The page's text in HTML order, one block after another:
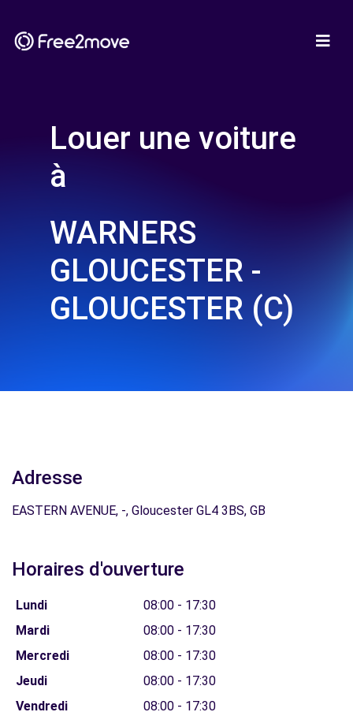
Louer une voiture
à
WARNERS
GLOUCESTER -
GLOUCESTER (C)
Adresse
EASTERN AVENUE, -, Gloucester GL4 3BS, GB
Horaires d'ouverture
Lundi
08:00 - 17:30
Mardi
08:00 - 17:30
Mercredi
08:00 - 17:30
Jeudi
08:00 - 17:30
Vendredi
08:00 - 17:30